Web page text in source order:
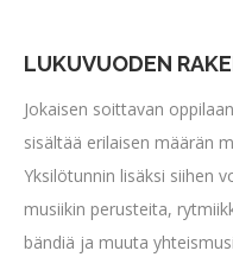
LUKUVUODEN
Jokaisen soittavan
sisältää erilaisen määrän
Yksilötunnin lisäksi siihen
musiikin perusteita,
bändiä ja muuta